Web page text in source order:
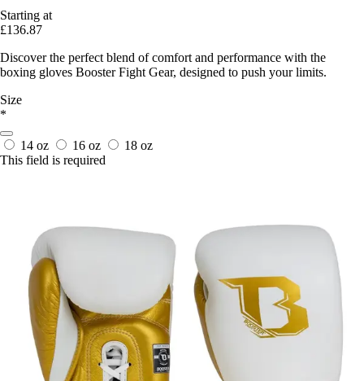
Starting at
£136.87
Discover the perfect blend of comfort and performance with the
boxing gloves Booster Fight Gear, designed to push your limits.
Size
*
14 oz 16 oz
18 oz
This field is required